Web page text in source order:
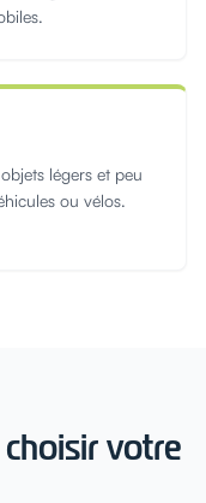
légers et peu
ou vélos.
votre